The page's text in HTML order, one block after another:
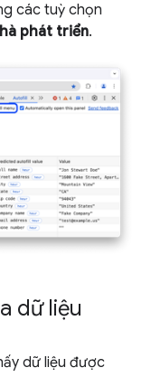
các tuỳ chọn
phát triển.
dữ liệu
dữ liệu được